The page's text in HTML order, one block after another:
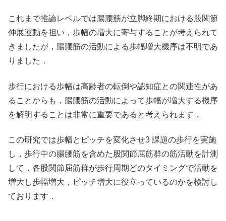
これまで推論レベルでは腸腰筋が立脚終期における股関節
伸展運動を担い，歩幅の増大に寄与することが考えられて
きましたが，腸腰筋の活動による歩幅増大機序は不明であ
りました．
歩行における歩幅は高齢者の転倒や認知症との関連性があ
ることからも，腸腰筋の活動によって歩幅が増大する機序
を解明することは非常に重要であると考えられます．
この研究では歩幅とピッチを変化させ3 課題の歩行を実施
し，歩行中の腸腰筋を含めた股関節屈筋群の筋活動を計測
して，各股関節屈筋群が歩行周期どのタイミングで活動を
増大し歩幅増大，ピッチ増大に役立っているのかを検討し
ております．